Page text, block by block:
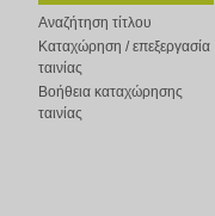
Αναζήτηση τίτλου
Καταχώρηση / επεξεργασία
ταινίας
Βοήθεια καταχώρησης
ταινίας